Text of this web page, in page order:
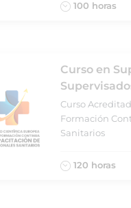
100 horas
Curso en
Curso
Formación
Sanitarios
120 horas